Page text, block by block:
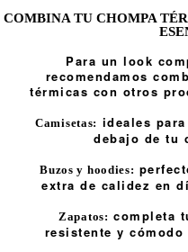
COMBINA TU CHOMPA
Para un look
recomendamos
térmicas con otros
Camisetas: ideales
debajo de tu
Buzos y hoodies:
extra de calidez en
Zapatos: completa
resistente y